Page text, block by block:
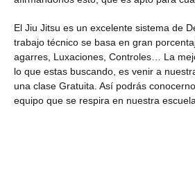
El Jiu Jitsu es un excelente sistema de
trabajo técnico se basa en gran
agarres, Luxaciones, Controles… La
lo que estas buscando, es venir a
una clase Gratuita. Así podrás
equipo que se respira en nuestra